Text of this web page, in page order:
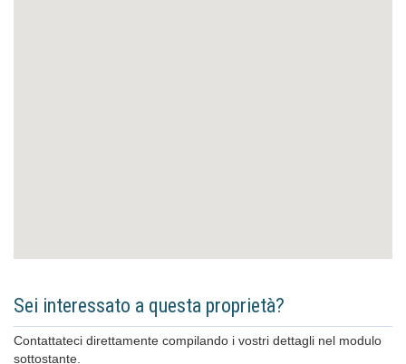
Sei interessato a questa proprietà?
Contattateci direttamente compilando i vostri dettagli nel modulo
sottostante.